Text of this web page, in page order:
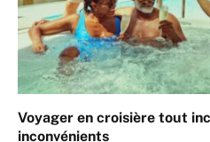
Voyager en croisière tout
inconvénients